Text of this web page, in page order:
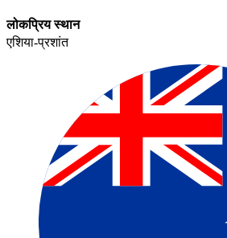
लोकप्रिय स्थान​​
एशिया-प्रशांत​​